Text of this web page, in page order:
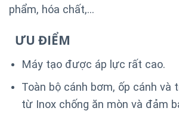
phẩm, hóa chất,…
ƯU ĐIỂM
Máy tạo được áp lực rất cao.
Toàn bộ cánh bơm, ốp cánh và
từ Inox chống ăn mòn và đảm